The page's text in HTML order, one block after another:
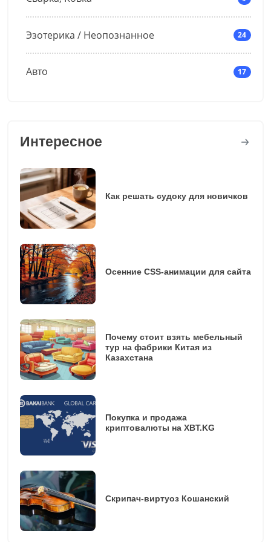
Эзотерика / Неопознанное 24
Авто 17
Интересное
Как решать судоку для новичков
Осенние CSS-анимации для сайта
Почему стоит взять мебельный
тур на фабрики Китая из
Казахстана
Покупка и продажа
криптовалюты на XBT.KG
Скрипач-виртуоз Кошанский